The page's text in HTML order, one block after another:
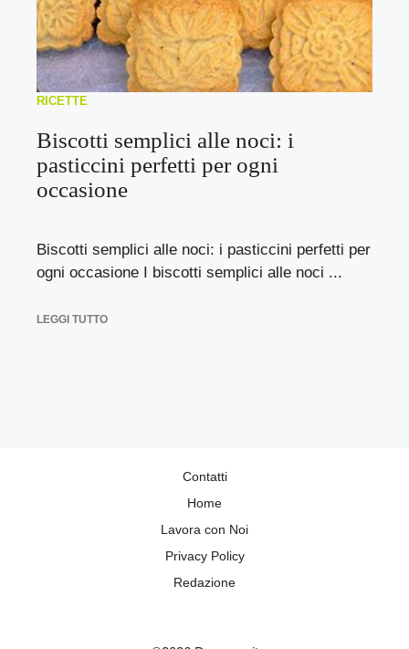
RICETTE
Biscotti semplici alle noci: i
pasticcini perfetti per ogni
occasione
Biscotti semplici alle noci: i pasticcini perfetti per
ogni occasione I biscotti semplici alle noci ...
LEGGI TUTTO
Contatti
Home
Lavora con Noi
Privacy Policy
Redazione